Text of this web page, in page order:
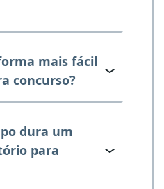
mais fácil
concurso?
dura um
para